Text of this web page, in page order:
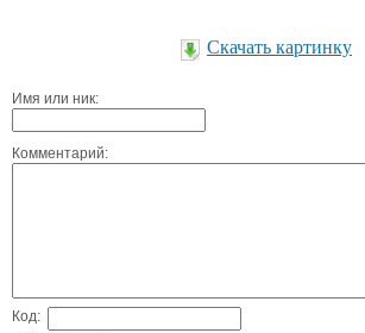
Скачать картинку
Имя или ник:
Комментарий:
Код: